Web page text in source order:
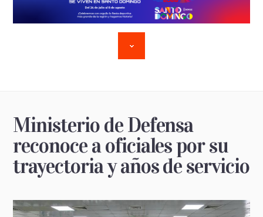
Ministerio de Defensa
reconoce a oficiales por su
trayectoria y años de servicio